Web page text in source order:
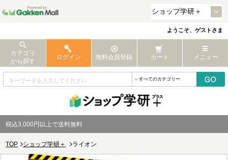
ようこそ、ゲストさま
カテゴリ
から探す
ログイン 無料会員登録 カート メニュー
税込3,000円以上で送料無料
TOP ショップ学研＋ ライオン